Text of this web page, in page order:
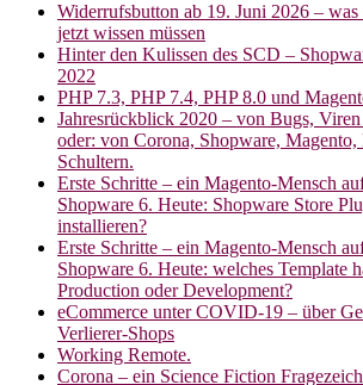
Widerrufsbutton ab 19. Juni 2026 –
jetzt wissen müssen
Hinter den Kulissen des SCD –
2022
PHP 7.3, PHP 7.4, PHP 8.0 und
Jahresrückblick 2020 – von Bugs,
oder: von Corona, Shopware, Magento,
Schultern.
Erste Schritte – ein Magento-Mensch
Shopware 6. Heute: Shopware Store
installieren?
Erste Schritte – ein Magento-Mensch
Shopware 6. Heute: welches Template
Production oder Development?
eCommerce unter COVID-19 – über
Verlierer-Shops
Working Remote.
Corona – ein Science Fiction